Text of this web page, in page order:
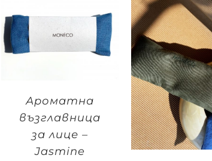
КОЛИЧКАТА
Ароматна
възглавница
за лице –
Jasmine
ДОБАВЯНЕ В
КОЛИЧКАТА